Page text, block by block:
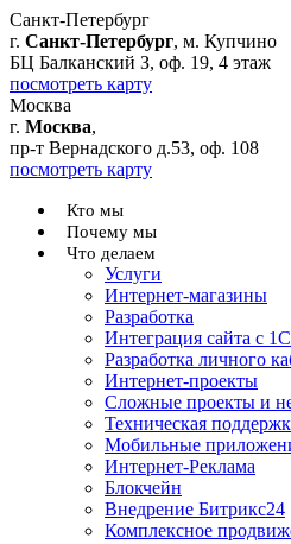
Санкт-Петербург
г. Санкт-Петербург, м. Купчино
БЦ Балканский З, оф. 19, 4 этаж
посмотреть карту
Москва
г. Москва,
пр-т Вернадского д.53, оф. 108
посмотреть карту
Кто мы
Почему мы
Что делаем
Услуги
Интернет-магазины
Разработка
Интеграция сайта с 1С
Разработка личного
Интернет-проекты
Сложные проекты и
Teхническая
Мобильные
Интернет-Реклама
Блокчейн
Внедрение Битрикс24
Комплексное